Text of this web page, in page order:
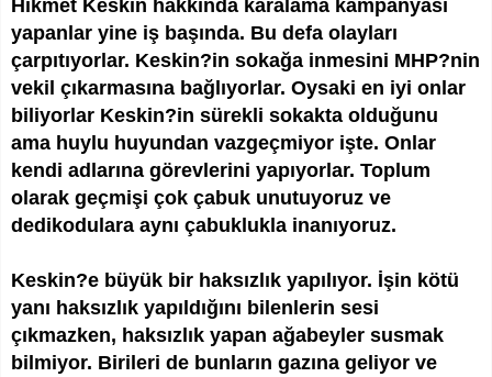
Hikmet Keskin hakkında karalama kampanyası
yapanlar yine iş başında. Bu defa olayları
çarpıtıyorlar. Keskin?in sokağa inmesini MHP?nin
vekil çıkarmasına bağlıyorlar. Oysaki en iyi onlar
biliyorlar Keskin?in sürekli sokakta olduğunu
ama huylu huyundan vazgeçmiyor işte. Onlar
kendi adlarına görevlerini yapıyorlar. Toplum
olarak geçmişi çok çabuk unutuyoruz ve
dedikodulara aynı çabuklukla inanıyoruz.
Keskin?e büyük bir haksızlık yapılıyor. İşin kötü
yanı haksızlık yapıldığını bilenlerin sesi
çıkmazken, haksızlık yapan ağabeyler susmak
bilmiyor. Birileri de bunların gazına geliyor ve